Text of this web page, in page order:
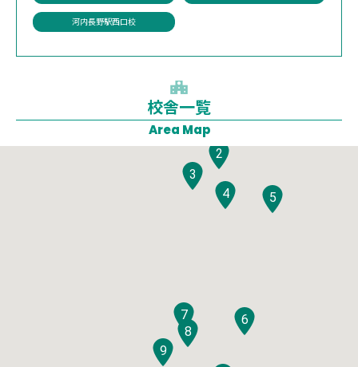
河内長野駅西口校
校舎一覧
Area Map
1
2
3
4
5
6
7
8
9